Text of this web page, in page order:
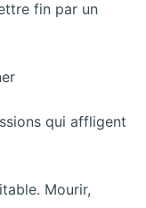
fin par un
qui affligent
Mourir,